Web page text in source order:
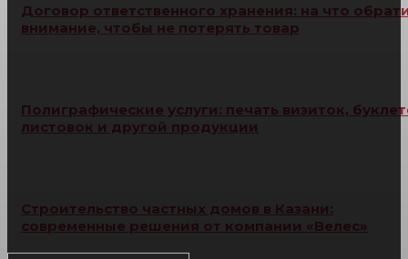
Договор ответственного хранения: на что
внимание, чтобы не потерять товар
Полиграфические услуги: печать визиток,
листовок и другой продукции
Строительство частных домов в Казани:
современные решения от компании «Велес»